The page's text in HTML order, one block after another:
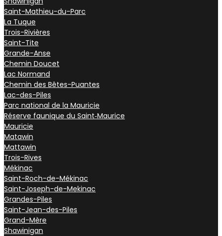
Saint-Mathieu-du-Parc
La Tuque
Trois-Rivières
Saint-Tite
Grande-Anse
Chemin Doucet
Lac Normand
Chemin des Bêtes-Puantes
Lac-des-Piles
Parc national de la Mauricie
Réserve faunique du Saint‑Maurice
Mauricie
Matawin
Mattawin
Trois-Rives
Mékinac
Saint-Roch-de-Mékinac
Saint-Joseph-de-Mekinac
Grandes-Piles
Saint-Jean-des-Piles
Grand-Mère
Shawinigan